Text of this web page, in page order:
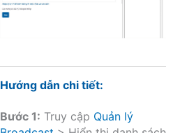
Hướng dẫn chi tiết:
Bước 1: Truy cập Quản lý